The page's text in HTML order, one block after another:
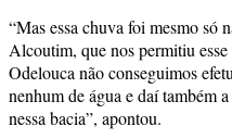
“Mas essa chuva foi mesmo só
Alcoutim, que nos permitiu
Odelouca não conseguimos
nenhum de água e daí também
nessa bacia”, apontou.